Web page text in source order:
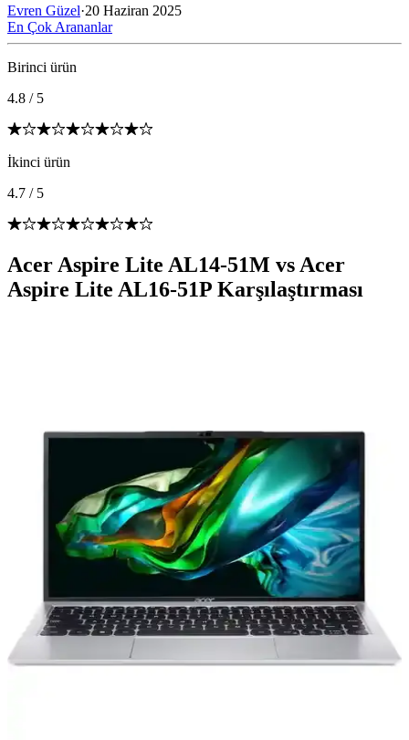
Evren Güzel·20 Haziran 2025
En Çok Arananlar
Birinci ürün
4.8 / 5
İkinci ürün
4.7 / 5
Acer Aspire Lite AL14-51M vs Acer
Aspire Lite AL16-51P Karşılaştırması